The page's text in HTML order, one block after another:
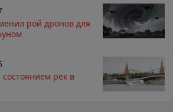
рой дронов для
рек в